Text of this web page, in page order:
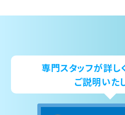
専門スタッフが詳し
ご説明いた